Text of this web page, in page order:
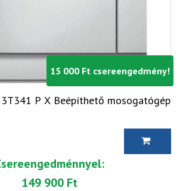
15 000 Ft csereengedmény!
P X Beépíthető mosogatógép
149 900 Ft